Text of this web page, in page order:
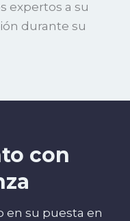
expertos a su
durante su
con
en su puesta en